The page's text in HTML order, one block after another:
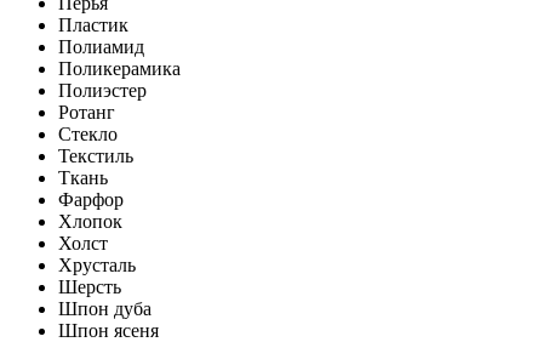
Пластик
Полиамид
Поликерамика
Полиэстер
Ротанг
Стекло
Текстиль
Ткань
Фарфор
Хлопок
Холст
Хрусталь
Шерсть
Шпон дуба
Шпон ясеня